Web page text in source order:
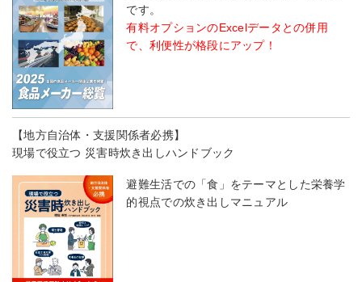
です。
有料オプションのExcelデータとの併用
で、利便性が格段にアップ！
【地方自治体・支援関係者必携】
現場で役立つ 災害時炊き出しハンドブック
避難生活での「食」をテーマとした栄養学
的視点での炊き出しマニュアル